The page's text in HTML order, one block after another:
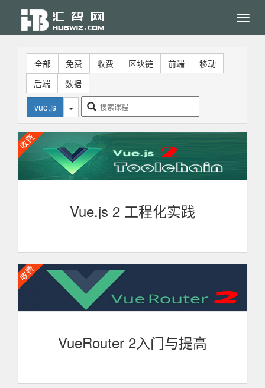
全部 免费 收费 区块链 前端
移动
后端
数据
vue.js
Vue.js 2 工程化实践
课程从Vue.js单文件组件入手，梳理了前端工程化实践
的基本概念与原理、构建工具、测试工具、质量管理、工作
流程等重要知识点，适合具备一定node.js基础和Vue.js基础
的工程师深入学习
VueRouter 2入门与提高